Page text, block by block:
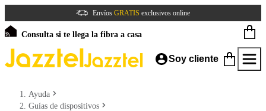
Envíos GRATIS exclusivos online
Consulta si te llega la fibra a casa
Soy cliente
Ayuda
Guías de dispositivos